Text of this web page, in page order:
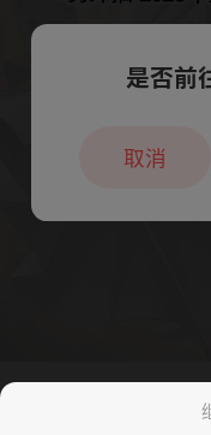
本章节仅
是否前
取消